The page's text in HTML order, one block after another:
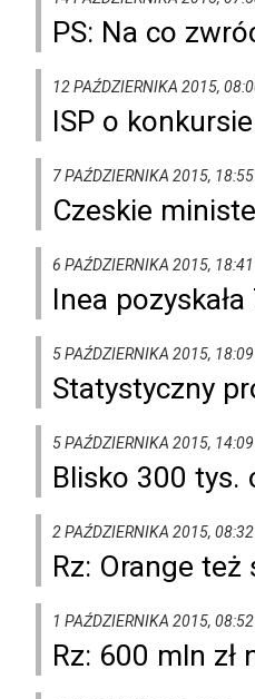
PS: Na co
12 PAŹDZIERNIKA 2015,
ISP o
7 PAŹDZIERNIKA 2015, 18:55
Czeskie
6 PAŹDZIERNIKA 2015, 18:41
Inea
5 PAŹDZIERNIKA 2015, 18:09
Statystyczny
5 PAŹDZIERNIKA 2015, 14:09
Blisko 300 tys.
2 PAŹDZIERNIKA 2015, 08:32
Rz: Orange
1 PAŹDZIERNIKA 2015, 08:52
Rz: 600 mln zł